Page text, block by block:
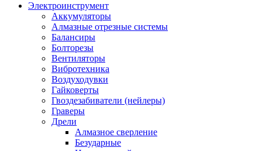
Электроинструмент
Аккумуляторы
Алмазные отрезные системы
Балансиры
Болторезы
Вентиляторы
Вибротехника
Воздуходувки
Гайковерты
Гвоздезабиватели (нейлеры)
Граверы
Дрели
Алмазное сверление
Безударные